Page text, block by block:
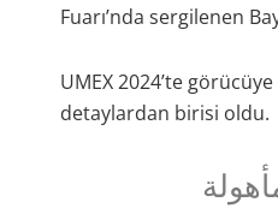
Fuarı’nda sergilenen
UMEX 2024’te
detaylardan birisi oldu.